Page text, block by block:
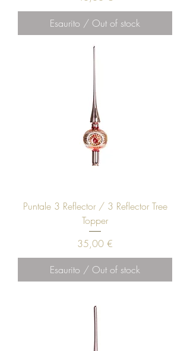
Esaurito / Out of stock
Puntale 3 Reflector / 3 Reflector Tree
Topper
Prezzo
35,00 €
Esaurito / Out of stock